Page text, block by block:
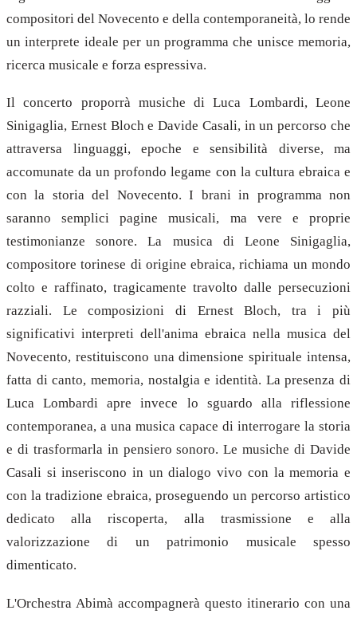
compositori del Novecento e della contemporaneità, lo rende
un interprete ideale per un programma che unisce memoria,
ricerca musicale e forza espressiva.
Il concerto proporrà musiche di Luca Lombardi, Leone
Sinigaglia, Ernest Bloch e Davide Casali, in un percorso che
attraversa linguaggi, epoche e sensibilità diverse, ma
accomunate da un profondo legame con la cultura ebraica e
con la storia del Novecento. I brani in programma non
saranno semplici pagine musicali, ma vere e proprie
testimonianze sonore. La musica di Leone Sinigaglia,
compositore torinese di origine ebraica, richiama un mondo
colto e raffinato, tragicamente travolto dalle persecuzioni
razziali. Le composizioni di Ernest Bloch, tra i più
significativi interpreti dell'anima ebraica nella musica del
Novecento, restituiscono una dimensione spirituale intensa,
fatta di canto, memoria, nostalgia e identità. La presenza di
Luca Lombardi apre invece lo sguardo alla riflessione
contemporanea, a una musica capace di interrogare la storia
e di trasformarla in pensiero sonoro. Le musiche di Davide
Casali si inseriscono in un dialogo vivo con la memoria e
con la tradizione ebraica, proseguendo un percorso artistico
dedicato alla riscoperta, alla trasmissione e alla
valorizzazione di un patrimonio musicale spesso
dimenticato.
L'Orchestra Abimà accompagnerà questo itinerario con una